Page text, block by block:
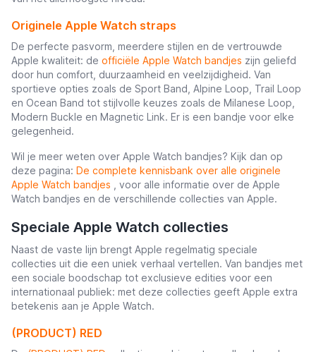
Originele Apple Watch straps
De perfecte pasvorm, meerdere stijlen en de vertrouwde
Apple kwaliteit: de officiële Apple Watch bandjes zijn geliefd
door hun comfort, duurzaamheid en veelzijdigheid. Van
sportieve opties zoals de Sport Band, Alpine Loop, Trail Loop
en Ocean Band tot stijlvolle keuzes zoals de Milanese Loop,
Modern Buckle en Magnetic Link. Er is een bandje voor elke
gelegenheid.
Wil je meer weten over Apple Watch bandjes? Kijk dan op
deze pagina: De complete kennisbank over alle originele
Apple Watch bandjes
, voor alle informatie over de Apple
Watch bandjes en de verschillende collecties van Apple.
Speciale Apple Watch collecties
Naast de vaste lijn brengt Apple regelmatig speciale
collecties uit die een uniek verhaal vertellen. Van bandjes met
een sociale boodschap tot exclusieve edities voor een
internationaal publiek: met deze collecties geeft Apple extra
betekenis aan je Apple Watch.
(PRODUCT) RED